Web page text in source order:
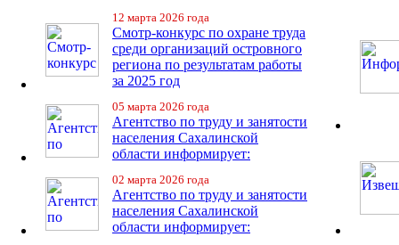
12 марта 2026 года
Смотр-конкурс по охране труда
среди организаций островного
региона по результатам работы
за 2025 год
05 марта 2026 года
Агентство по труду и занятости
населения Сахалинской
области информирует:
02 марта 2026 года
Агентство по труду и занятости
населения Сахалинской
области информирует: